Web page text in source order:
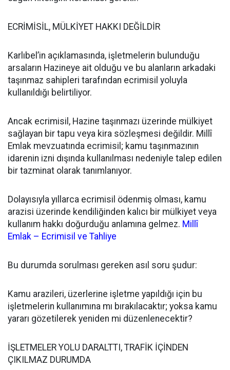
ECRİMİSİL, MÜLKİYET HAKKI DEĞİLDİR
Karlıbel’in açıklamasında, işletmelerin bulunduğu
arsaların Hazineye ait olduğu ve bu alanların arkadaki
taşınmaz sahipleri tarafından ecrimisil yoluyla
kullanıldığı belirtiliyor.
Ancak ecrimisil, Hazine taşınmazı üzerinde mülkiyet
sağlayan bir tapu veya kira sözleşmesi değildir. Millî
Emlak mevzuatında ecrimisil; kamu taşınmazının
idarenin izni dışında kullanılması nedeniyle talep edilen
bir tazminat olarak tanımlanıyor.
Dolayısıyla yıllarca ecrimisil ödenmiş olması, kamu
arazisi üzerinde kendiliğinden kalıcı bir mülkiyet veya
kullanım hakkı doğurduğu anlamına gelmez. Millî
Emlak – Ecrimisil ve Tahliye
Bu durumda sorulması gereken asıl soru şudur:
Kamu arazileri, üzerlerine işletme yapıldığı için bu
işletmelerin kullanımına mı bırakılacaktır; yoksa kamu
yararı gözetilerek yeniden mi düzenlenecektir?
İŞLETMELER YOLU DARALTTI, TRAFİK İÇİNDEN
ÇIKILMAZ DURUMDA